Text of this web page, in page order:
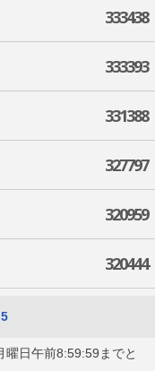
333438
333393
331388
327797
320959
320444
5
日午前8:59:59までと